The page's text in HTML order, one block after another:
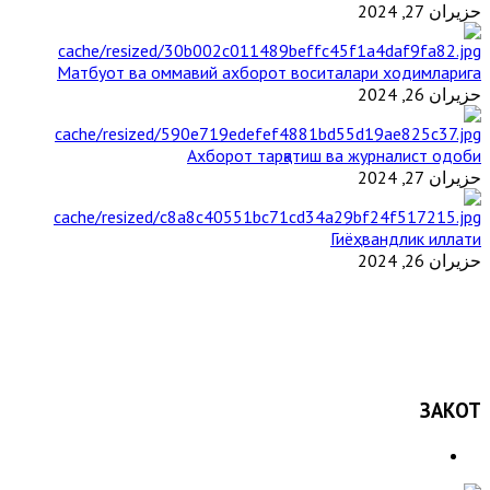
حزيران 27, 2024
Матбуот ва оммавий ахборот воситалари ходимларига
حزيران 26, 2024
Ахборот тарқатиш ва журналист одоби
حزيران 27, 2024
Гиёҳвандлик иллати
حزيران 26, 2024
ЗАКОТ